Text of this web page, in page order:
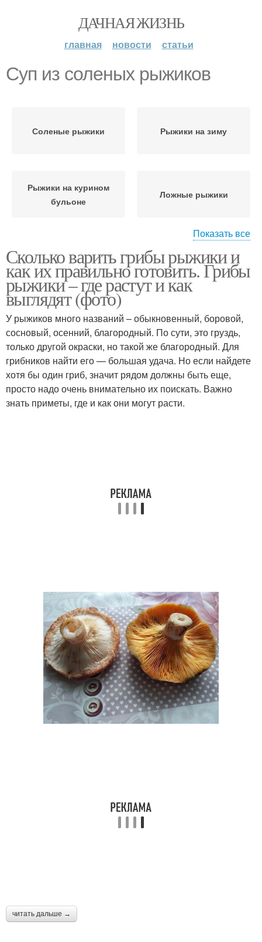
ДАЧНАЯ ЖИЗНЬ
главная новости статьи
Суп из соленых рыжиков
Соленые рыжики Рыжики на зиму
Рыжики на курином
бульоне
Ложные рыжики
Суп из рыжиков Грибной суп
Вкусные рыжики Рыжики в сметане
Жареные рыжики Рыжики со сметаной
Показать все
Сколько варить грибы рыжики и
как их правильно готовить. Грибы
рыжики – где растут и как
выглядят (фото)
У рыжиков много названий – обыкновенный, боровой,
сосновый, осенний, благородный. По сути, это груздь,
только другой окраски, но такой же благородный. Для
грибников найти его — большая удача. Но если найдете
хотя бы один гриб, значит рядом должны быть еще,
просто надо очень внимательно их поискать. Важно
знать приметы, где и как они могут расти.
читать дальше →